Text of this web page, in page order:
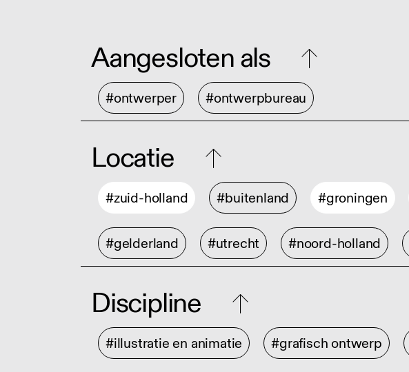
Aangesloten als
#ontwerper #ontwerpbureau
Locatie
#zuid-holland #buitenland #groningen
#gelderland #utrecht #noord-holland
Discipline
#illustratie en animatie #grafisch ontwerp